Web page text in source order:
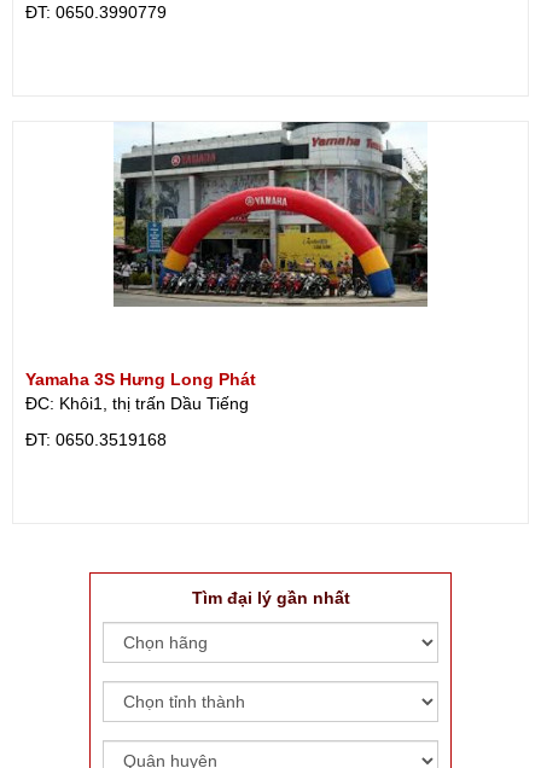
ÐT: 0650.3990779
Yamaha 3S Hưng Long Phát
ĐC: Khôi1, thị trấn Dầu Tiếng
ÐT: 0650.3519168
Tìm đại lý gần nhất